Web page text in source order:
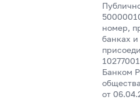
номер,
банках
Банком
от